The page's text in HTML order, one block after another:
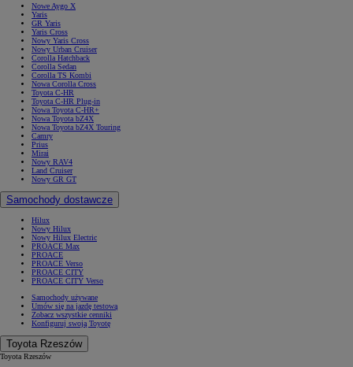
Nowe Aygo X
Yaris
GR Yaris
Yaris Cross
Nowy Yaris Cross
Nowy Urban Cruiser
Corolla Hatchback
Corolla Sedan
Corolla TS Kombi
Nowa Corolla Cross
Toyota C-HR
Toyota C-HR Plug-in
Nowa Toyota C-HR+
Nowa Toyota bZ4X
Nowa Toyota bZ4X Touring
Camry
Prius
Mirai
Nowy RAV4
Land Cruiser
Nowy GR GT
Samochody dostawcze
Hilux
Nowy Hilux
Nowy Hilux Electric
PROACE Max
PROACE
PROACE Verso
PROACE CITY
PROACE CITY Verso
Samochody używane
Umów się na jazdę testową
Zobacz wszystkie cenniki
Konfiguruj swoją Toyotę
Toyota Rzeszów
Toyota Rzeszów